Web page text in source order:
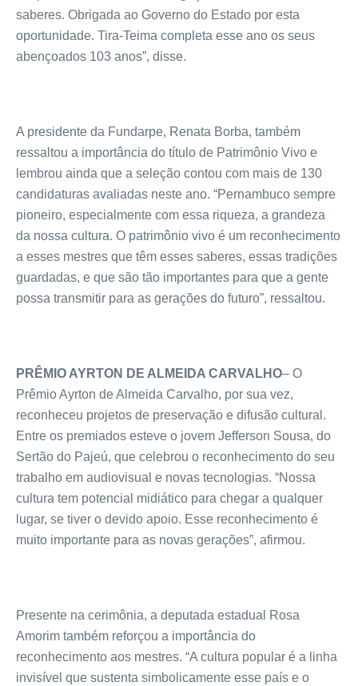
saberes. Obrigada ao Governo do Estado por esta
oportunidade. Tira-Teima completa esse ano os seus
abençoados 103 anos”, disse.
A presidente da Fundarpe, Renata Borba, também
ressaltou a importância do título de Patrimônio Vivo e
lembrou ainda que a seleção contou com mais de 130
candidaturas avaliadas neste ano. “Pernambuco sempre
pioneiro, especialmente com essa riqueza, a grandeza
da nossa cultura. O patrimônio vivo é um reconhecimento
a esses mestres que têm esses saberes, essas tradições
guardadas, e que são tão importantes para que a gente
possa transmitir para as gerações do futuro”, ressaltou.
PRÊMIO AYRTON DE ALMEIDA CARVALHO– O
Prêmio Ayrton de Almeida Carvalho, por sua vez,
reconheceu projetos de preservação e difusão cultural.
Entre os premiados esteve o jovem Jefferson Sousa, do
Sertão do Pajeú, que celebrou o reconhecimento do seu
trabalho em audiovisual e novas tecnologias. “Nossa
cultura tem potencial midiático para chegar a qualquer
lugar, se tiver o devido apoio. Esse reconhecimento é
muito importante para as novas gerações”, afirmou.
Presente na cerimônia, a deputada estadual Rosa
Amorim também reforçou a importância do
reconhecimento aos mestres. “A cultura popular é a linha
invisível que sustenta simbolicamente esse país e o